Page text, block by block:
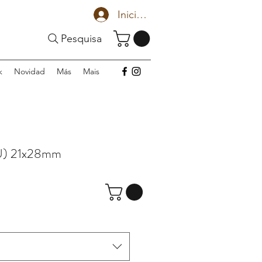
Iniciar sesión
Pesquisa
Novidad Más Mais
21x28mm